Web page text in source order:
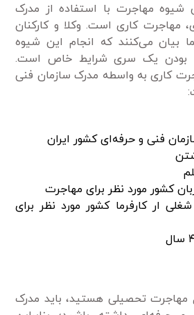
مهاجرت با استفاده از مدرک
مهاجرت کاری است. وکلا و کارکنان
بیان می‌کنند که انجام این شیوه
بودن یک سری شرایط خاص است.
کاری به واسطه مدرک سازمان فنی
فنی و حرفه‌ای کشور ایران
کشور مورد نظر برای مهاجرت
شغلی ار کارفرما کشور مورد نظر برای
مهاجرت تحصیلی هستید، باید مدرک